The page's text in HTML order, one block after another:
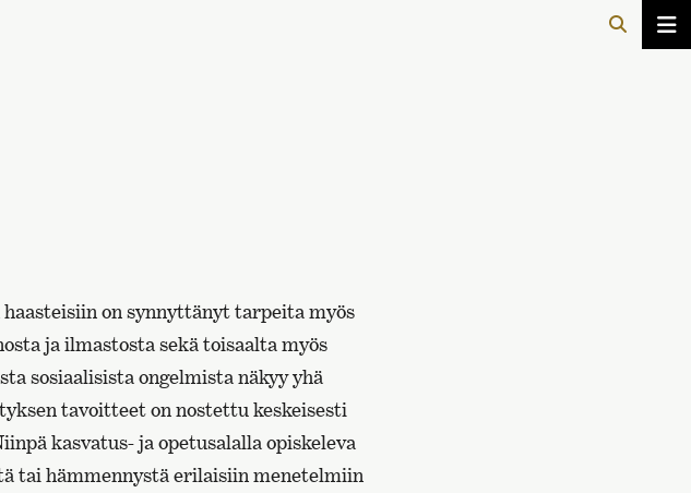
on synnyttänyt tarpeita myös
ja ilmastosta sekä toisaalta myös
sosiaalisista ongelmista näkyy yhä
tavoitteet on nostettu keskeisesti
kasvatus- ja opetusalalla opiskeleva
tai hämmennystä erilaisiin menetelmiin